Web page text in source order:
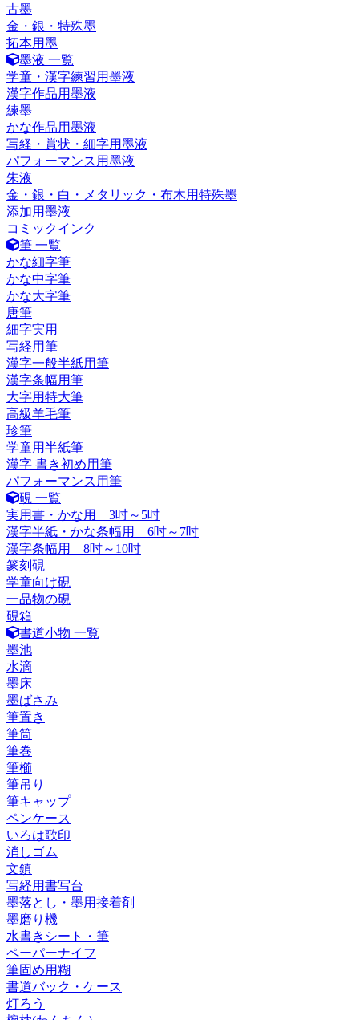
古墨
金・銀・特殊墨
拓本用墨
墨液 一覧
学童・漢字練習用墨液
漢字作品用墨液
練墨
かな作品用墨液
写経・賞状・細字用墨液
パフォーマンス用墨液
朱液
金・銀・白・メタリック・布木用特殊墨
添加用墨液
コミックインク
筆 一覧
かな細字筆
かな中字筆
かな大字筆
唐筆
細字実用
写経用筆
漢字一般半紙用筆
漢字条幅用筆
大字用特大筆
高級羊毛筆
珍筆
学童用半紙筆
漢字 書き初め用筆
パフォーマンス用筆
硯 一覧
実用書・かな用 3吋～5吋
漢字半紙・かな条幅用 6吋～7吋
漢字条幅用 8吋～10吋
篆刻硯
学童向け硯
一品物の硯
硯箱
書道小物 一覧
墨池
水滴
墨床
墨ばさみ
筆置き
筆筒
筆巻
筆櫛
筆吊り
筆キャップ
ペンケース
いろは歌印
消しゴム
文鎮
写経用書写台
墨落とし・墨用接着剤
墨磨り機
水書きシート・筆
ペーパーナイフ
筆固め用糊
書道バック・ケース
灯ろう